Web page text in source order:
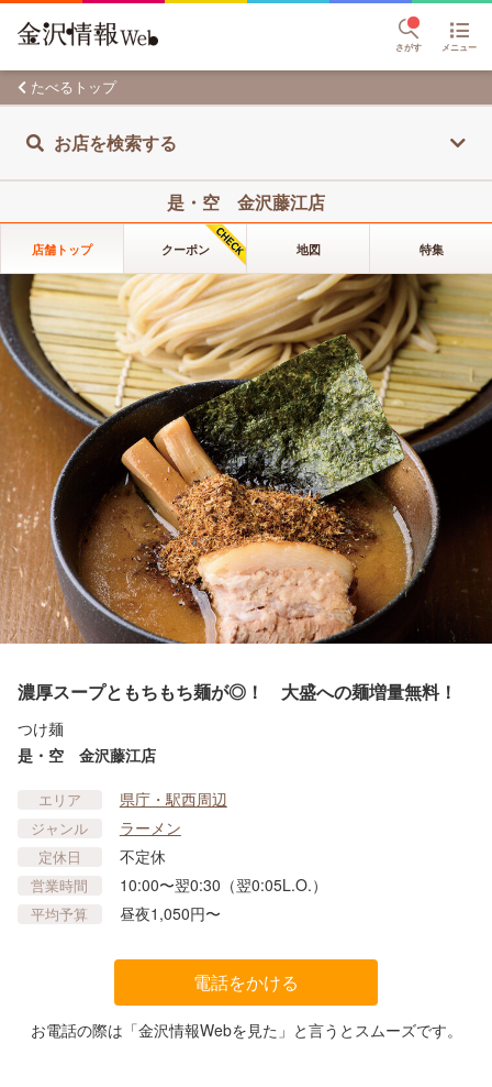
さがす メニュー
たべるトップ
お店を検索する
是・空 金沢藤江店
店舗トップ クーポン 地図 特集
濃厚スープともちもち麺が◎！ 大盛への麺増量無料！
つけ麺
是・空 金沢藤江店
エリア 県庁・駅西周辺
ジャンル ラーメン
定休日 不定休
営業時間 10:00〜翌0:30（翌0:05L.O.）
平均予算 昼夜1,050円〜
電話をかける
お電話の際は「金沢情報Webを見た」と言うとスムーズです。